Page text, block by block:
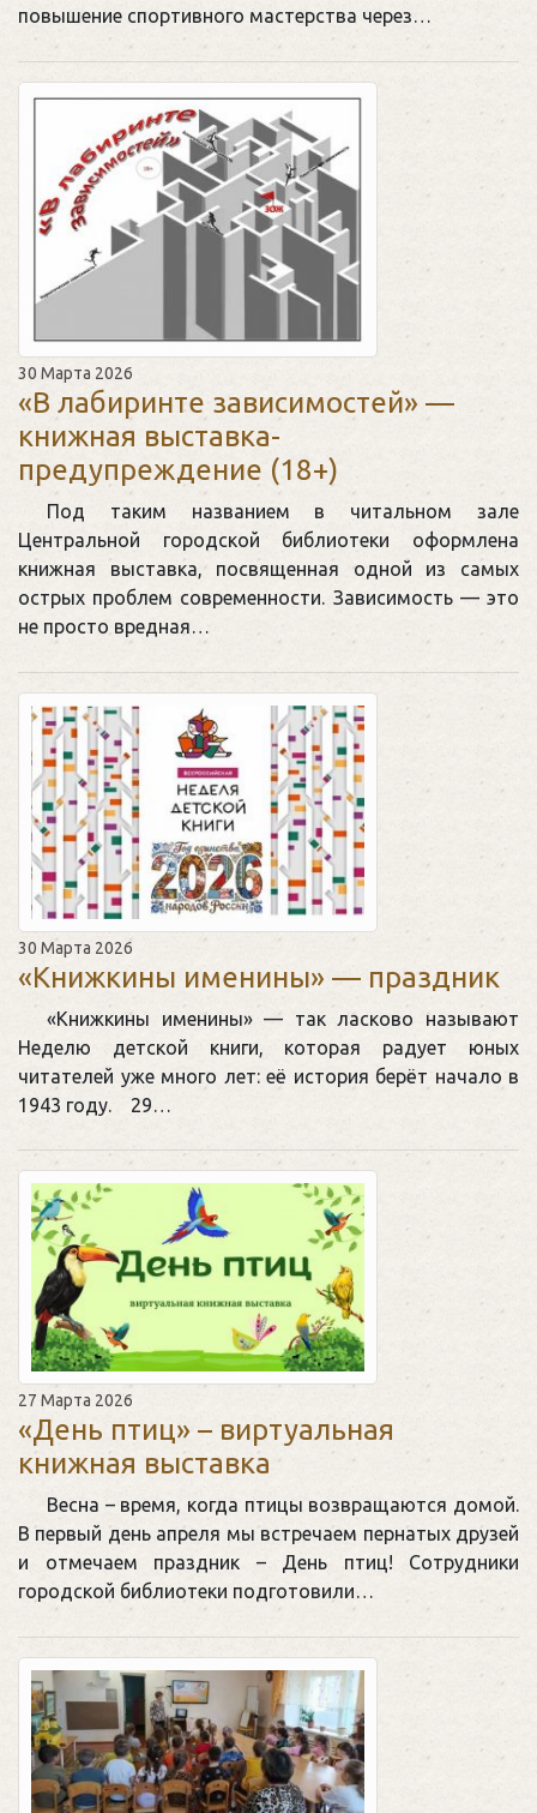
повышение спортивного мастерства через…
30 Марта 2026
«В лабиринте зависимостей» —
книжная выставка-
предупреждение (18+)
Под таким названием в читальном зале
Центральной городской библиотеки оформлена
книжная выставка, посвященная одной из самых
острых проблем современности. Зависимость — это
не просто вредная…
30 Марта 2026
«Книжкины именины» — праздник
«Книжкины именины» — так ласково называют
Неделю детской книги, которая радует юных
читателей уже много лет: её история берёт начало в
1943 году. 29…
27 Марта 2026
«День птиц» – виртуальная
книжная выставка
Весна – время, когда птицы возвращаются домой.
В первый день апреля мы встречаем пернатых друзей
и отмечаем праздник – День птиц! Сотрудники
городской библиотеки подготовили…